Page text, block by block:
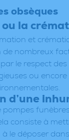
obsèques
la
et
nombreux
le respect
ou encore
d’une
pompes
consiste à
le déposer